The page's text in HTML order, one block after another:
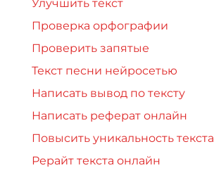
Улучшить текст
Проверка орфографии
Проверить запятые
Текст песни нейросетью
Написать вывод по тексту
Написать реферат онлайн
Повысить уникальность текста
Рерайт текста онлайн